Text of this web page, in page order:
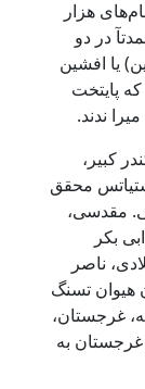
هزار
در دو
یا افشین
پایتخت
ندند.
کبیر،
محقق
مقدسی،
میلادی، ابی بکر
فقیه، ابن خرداد در ۹۲۰ میلادی، ناصر
هیوان تسنگ
غرجستان،
به